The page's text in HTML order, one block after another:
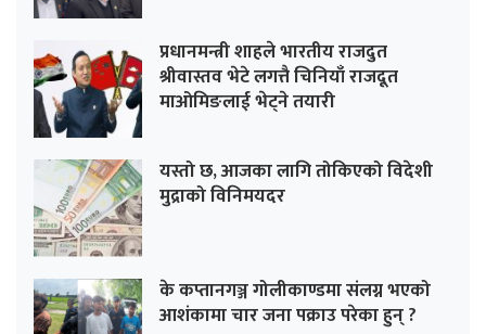
प्रधानमन्त्री शाहले भारतीय राजदुत
श्रीवास्तव भेटे लगत्तै चिनियाँ राजदूत
माओमिङलाई भेट्ने तयारी
यस्तो छ, आजका लागि तोकिएको विदेशी
मुद्राको विनिमयदर
के कप्तानगञ्ज गोलीकाण्डमा संलग्न भएको
आशंकामा चार जना पक्राउ परेका हुन् ?